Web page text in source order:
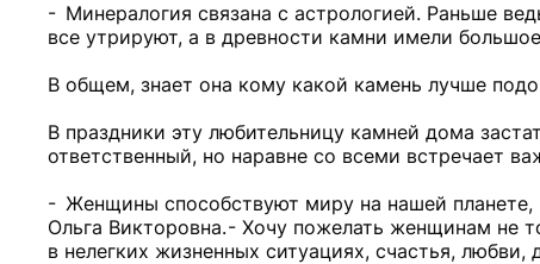
- Минералогия связана с астрологией. Раньше
все утрируют, а в древности камни имели
В общем, знает она кому какой камень лучше
В праздники эту любительницу камней дома
ответственный, но наравне со всеми встречает
- Женщины способствуют миру на нашей планете,
Ольга Викторовна. - Хочу пожелать женщинам не
в нелегких жизненных ситуациях, счастья,